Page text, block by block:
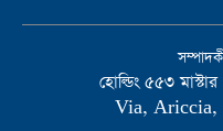
হোল্ডিং ৫৫৩
Via, Ariccia,